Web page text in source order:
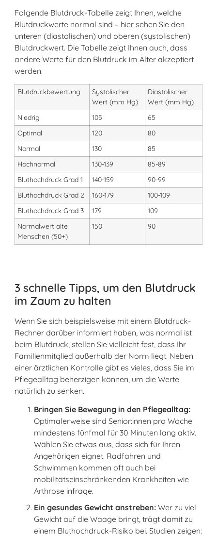
Folgende Blutdruck-Tabelle zeigt Ihnen, welche
Blutdruckwerte normal sind – hier sehen Sie den
unteren (diastolischen) und oberen (systolischen)
Blutdruckwert. Die Tabelle zeigt Ihnen auch, dass
andere Werte für den Blutdruck im Alter akzeptiert
werden.
Blutdruckbewertung
Systolischer
Wert (mm Hg)
Diastolischer
Wert (mm Hg)
Niedrig
105
65
Optimal
120
80
Normal
130
85
Hochnormal
130-139
85-89
Bluthochdruck Grad 1
140-159
90-99
Bluthochdruck Grad 2
160-179
100-109
Bluthochdruck Grad 3
179
109
Normalwert alte
Menschen (50+)
150 90
3 schnelle Tipps, um den Blutdruck
im Zaum zu halten
Wenn Sie sich beispielsweise mit einem Blutdruck-
Rechner darüber informiert haben, was normal ist
beim Blutdruck, stellen Sie vielleicht fest, dass Ihr
Familienmitglied außerhalb der Norm liegt. Neben
einer ärztlichen Kontrolle gibt es vieles, dass Sie im
Pflegealltag beherzigen können, um die Werte
natürlich zu senken.
Bringen Sie Bewegung in den Pflegealltag:
Optimalerweise sind Senior:innen pro Woche
mindestens fünfmal für 30 Minuten lang aktiv.
Wählen Sie etwas aus, dass sich für Ihren
Angehörigen eignet. Radfahren und
Schwimmen kommen oft auch bei
mobilitätseinschränkenden Krankheiten wie
Arthrose infrage.
Ein gesundes Gewicht anstreben: Wer zu viel
Gewicht auf die Waage bringt, trägt damit zu
einem Bluthochdruck-Risiko bei. Studien zeigen: